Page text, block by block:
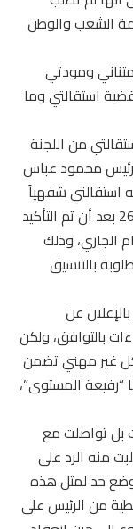
الشعب والوطن
ومودتي
استقالتي وما
من اللجنة
حين التقيت بالرئيس محمود عباس
استقالتي شفهياً
وأعقبتها بإستقالة مكتوبة بتاريخ 26/11/2020 بعد أن تم التأكيد
الجاري، وذلك
بالتنسيق
عن
بالتوافق، ولكن
غير مهني تضمن
المستوى”،
بل تواصلت مع
مساء الثلاثاء 8/12/2020 وطلبت منه الرد على
حد لمثل هذه
من الرئيس على